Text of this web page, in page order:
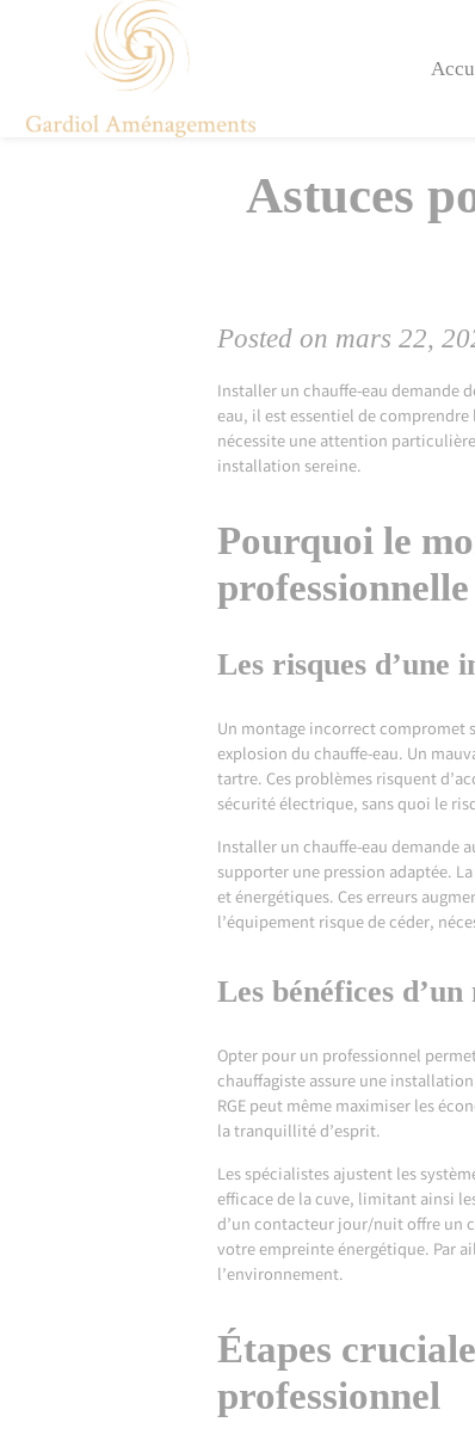
Astuces
Posted on mars 22,
Installer un chauffe-eau demande
eau, il est essentiel de
nécessite une attention
installation sereine.
Pourquoi le
professionnelle
Les risques d’une
Un montage incorrect compromet
explosion du chauffe-eau. Un
tartre. Ces problèmes risquent
sécurité électrique, sans quoi le
Installer un chauffe-eau demande
supporter une pression adaptée.
et énergétiques. Ces erreurs
l’équipement risque de céder,
Les bénéfices
Opter pour un professionnel
chauffagiste assure une
RGE peut même maximiser les
la tranquillité d’esprit.
Les spécialistes ajustent les
efficace de la cuve, limitant ainsi
d’un contacteur jour/nuit offre un
votre empreinte énergétique. Par
l’environnement.
Étapes
professionnel